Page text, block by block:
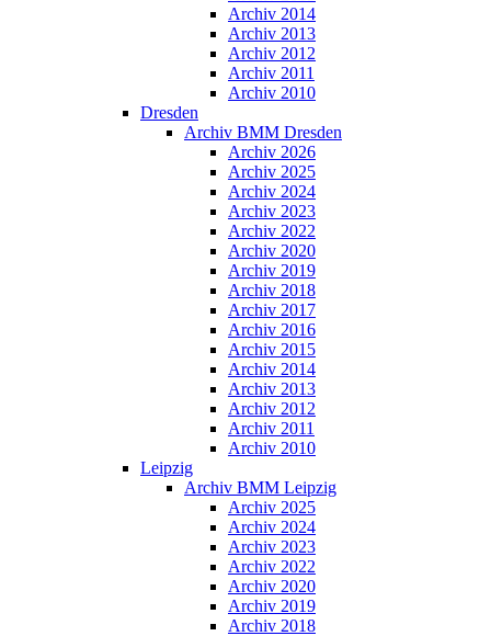
Archiv 2014
Archiv 2013
Archiv 2012
Archiv 2011
Archiv 2010
Dresden
Archiv BMM Dresden
Archiv 2026
Archiv 2025
Archiv 2024
Archiv 2023
Archiv 2022
Archiv 2020
Archiv 2019
Archiv 2018
Archiv 2017
Archiv 2016
Archiv 2015
Archiv 2014
Archiv 2013
Archiv 2012
Archiv 2011
Archiv 2010
Leipzig
Archiv BMM Leipzig
Archiv 2025
Archiv 2024
Archiv 2023
Archiv 2022
Archiv 2020
Archiv 2019
Archiv 2018